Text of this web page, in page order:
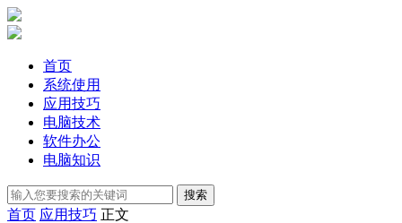
首页
系统使用
应用技巧
电脑技术
软件办公
电脑知识
首页 应用技巧 正文